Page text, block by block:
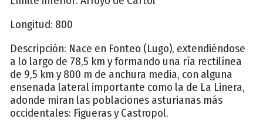
Longitud: 800
Descripción: Nace en Fonteo (Lugo), extendiéndose
a lo largo de 78,5 km y formando una ría rectilínea
de 9,5 km y 800 m de anchura media, con alguna
ensenada lateral importante como la de La Linera,
adonde miran las poblaciones asturianas más
occidentales: Figueras y Castropol.